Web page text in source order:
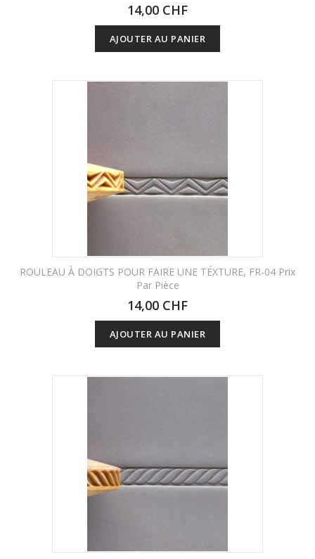
14,00 CHF
AJOUTER AU PANIER
ROULEAU À DOIGTS POUR FAIRE UNE TÉXTURE, FR-04 Prix
Par Pièce
14,00 CHF
AJOUTER AU PANIER